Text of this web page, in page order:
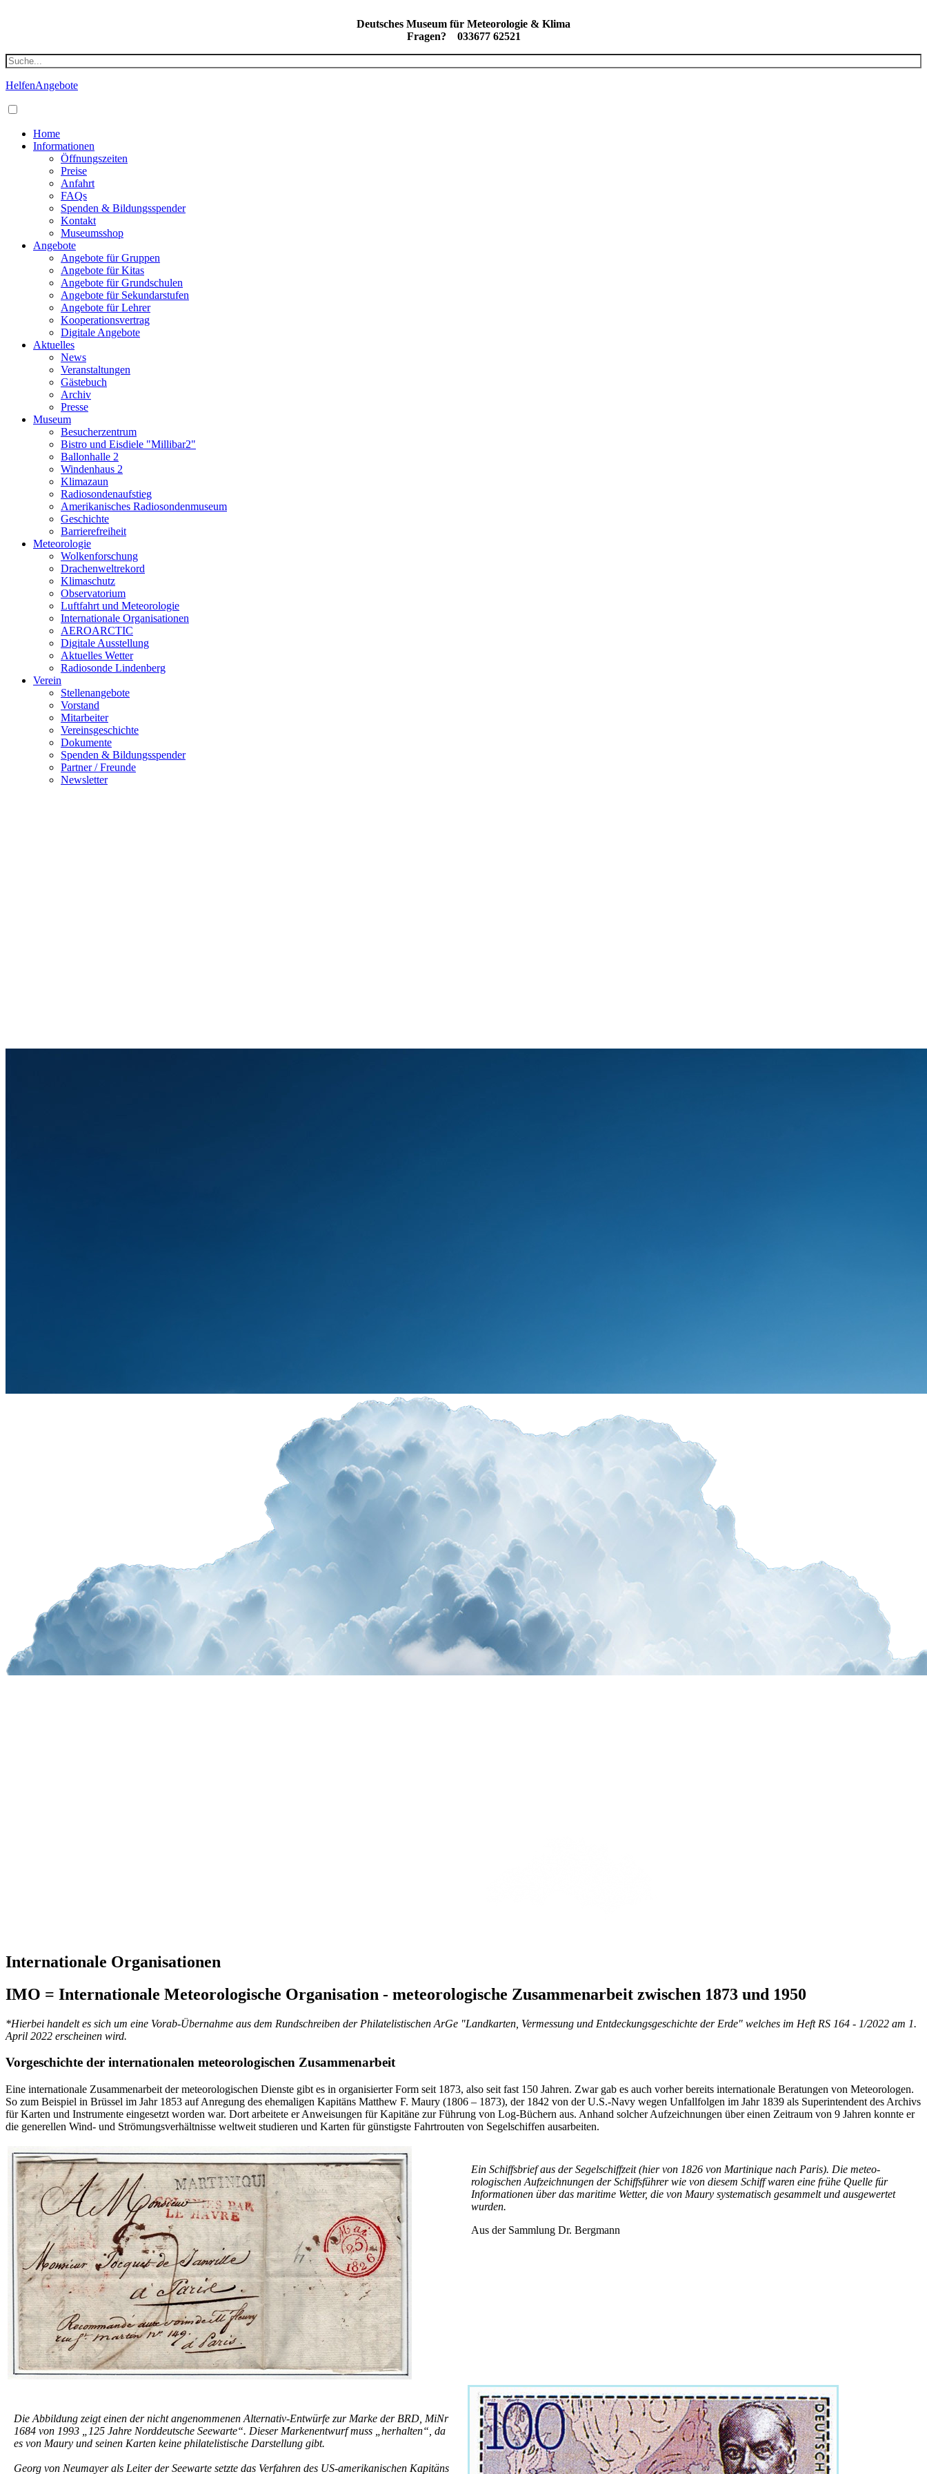
Deutsches Museum für Meteorologie & Klima
Fragen?
033677 62521
HelfenAngebote
Home
Informationen
Öffnungszeiten
Preise
Anfahrt
FAQs
Spenden & Bildungsspender
Kontakt
Museumsshop
Angebote
Angebote für Gruppen
Angebote für Kitas
Angebote für Grundschulen
Angebote für Sekundarstufen
Angebote für Lehrer
Kooperationsvertrag
Digitale Angebote
Aktuelles
News
Veranstaltungen
Gästebuch
Archiv
Presse
Museum
Besucherzentrum
Bistro und Eisdiele "Millibar2"
Ballonhalle 2
Windenhaus 2
Klimazaun
Radiosondenaufstieg
Amerikanisches Radiosondenmuseum
Geschichte
Barrierefreiheit
Meteorologie
Wolkenforschung
Drachenweltrekord
Klimaschutz
Observatorium
Luftfahrt und Meteorologie
Internationale Organisationen
AEROARCTIC
Digitale Ausstellung
Aktuelles Wetter
Radiosonde Lindenberg
Verein
Stellenangebote
Vorstand
Mitarbeiter
Vereinsgeschichte
Dokumente
Spenden & Bildungsspender
Partner / Freunde
Newsletter
Internationale Organisationen
IMO = Internationale Meteorologische Organisation - meteorologische Zusammenarbeit zwischen 1873 und 1950
*Hierbei handelt es sich um eine Vorab-Übernahme aus dem Rundschreiben der Philatelistischen ArGe "Landkarten, Vermessung und Entdeckungsgeschichte der Erde" welches im Heft RS 164 - 1/2022 am 1.
April 2022 erscheinen wird.
Vorgeschichte der internationalen meteorologischen Zusammenarbeit
Eine internationale Zusammenarbeit der meteorologischen Dienste gibt es in organisierter Form seit 1873, also seit fast 150 Jahren. Zwar gab es auch vorher bereits internationale Beratungen von Meteorologen.
So zum Beispiel in Brüssel im Jahr 1853 auf Anregung des ehemaligen Kapitäns Matthew F. Maury (1806 – 1873), der 1842 von der U.S.-Navy wegen Unfallfolgen im Jahr 1839 als Superintendent des Archivs
für Karten und Instrumente eingesetzt worden war. Dort arbeitete er Anweisungen für Kapitäne zur Führung von Log-Büchern aus. Anhand solcher Aufzeichnungen über einen Zeitraum von 9 Jahren konnte er
die generellen Wind- und Strömungsverhältnisse weltweit studieren und Karten für günstigste Fahrtrouten von Segelschiffen ausarbeiten.
Ein Schiffsbrief aus der Segelschiffzeit (hier von 1826 von Martinique nach Paris). Die meteo­
rologischen Aufzeich­nungen der Schiffsführer wie von diesem Schiff waren eine frühe Quelle für
Informationen über das maritime Wetter, die von Maury systematisch gesammelt und ausge­wertet
wurden.
Aus der Sammlung Dr. Bergmann
Die Abbildung zeigt einen der nicht angenommenen Alternativ-Entwürfe zur Marke der BRD, MiNr
1684 von 1993 „125 Jahre Norddeutsche Seewarte“. Dieser Markenentwurf muss „herhalten“, da
es von Maury und seinen Karten keine philatelistische Darstellung gibt.
Georg von Neumayer als Leiter der Seewarte setzte das Verfah­ren des US-amerikanischen Kapitäns